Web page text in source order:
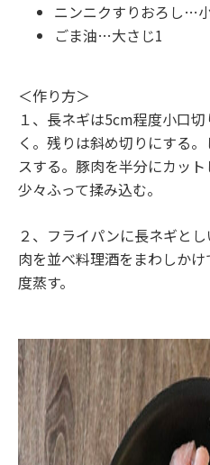
ニンニクすりおろし…
ごま油…大さじ1
＜作り方＞
１、長ネギは5cm程度小口
く。残りは斜め切りにする
スする。豚肉を半分にカッ
少々ふって揉み込む。
２、フライパンに長ネギと
肉を並べ料理酒をまわしか
度蒸す。